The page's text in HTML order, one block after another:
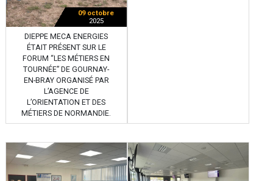
09 octobre
2025
DIEPPE MECA ENERGIES
ÉTAIT PRÉSENT SUR LE
FORUM “LES MÉTIERS EN
TOURNÉE” DE GOURNAY-
EN-BRAY ORGANISÉ PAR
L’AGENCE DE
L’ORIENTATION ET DES
MÉTIERS DE NORMANDIE.